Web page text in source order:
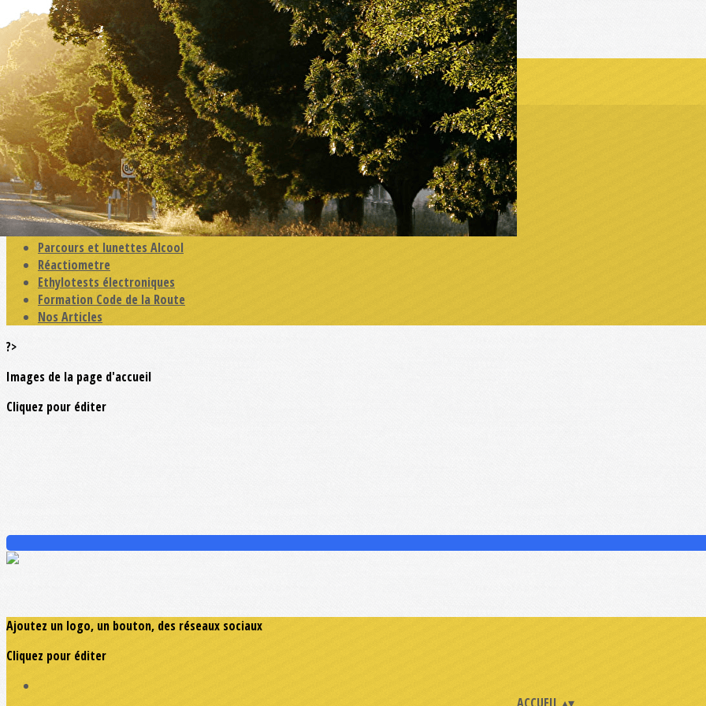
Exporter les lignes sélectionnées
Exporter toutes les colonnes
Exporter uniquement les colonnes affichées
Menu
<
>
Simulateur 2 Roues Motorisé
Simulateur 4 Roues Motorisé
Simulateur de perte d'adhérence
Simulateur Eco-conduite
SIMALC - Simulateur d'Alcoolémie
Parcours et lunettes Alcool
Réactiometre
Ethylotests électroniques
Formation Code de la Route
Nos Articles
?>
Images de la page d'accueil
Cliquez pour éditer
Ajoutez un logo, un bouton, des réseaux sociaux
Cliquez pour éditer